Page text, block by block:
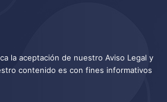
la aceptación de nuestro Aviso Legal y
contenido es con fines informativos